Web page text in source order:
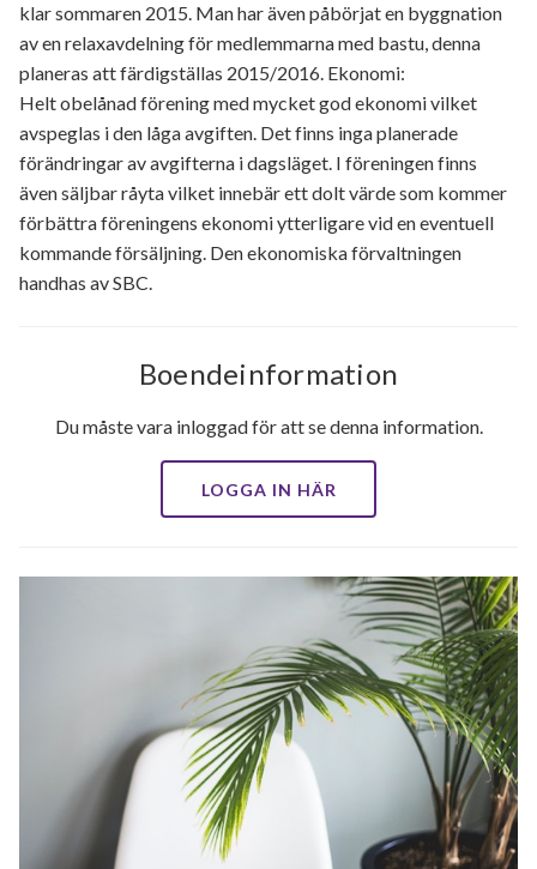
klar sommaren 2015. Man har även påbörjat en byggnation
av en relaxavdelning för medlemmarna med bastu, denna
planeras att färdigställas 2015/2016. Ekonomi:
Helt obelånad förening med mycket god ekonomi vilket
avspeglas i den låga avgiften. Det finns inga planerade
förändringar av avgifterna i dagsläget. I föreningen finns
även säljbar råyta vilket innebär ett dolt värde som kommer
förbättra föreningens ekonomi ytterligare vid en eventuell
kommande försäljning. Den ekonomiska förvaltningen
handhas av SBC.
Boendeinformation
Du måste vara inloggad för att se denna information.
LOGGA IN HÄR